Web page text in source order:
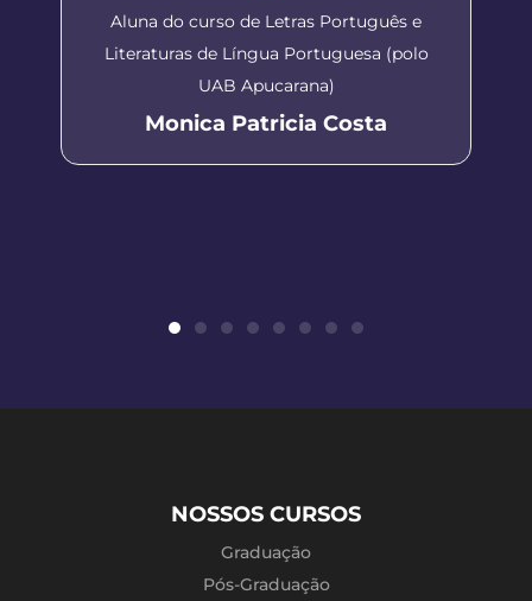
Aluna do curso de Letras Português e
Literaturas de Língua Portuguesa (polo
UAB Apucarana)
Monica Patricia Costa
NOSSOS CURSOS
Graduação
Pós-Graduação